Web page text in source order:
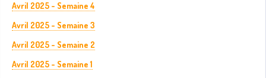
Avril 2025 - Semaine 4
Avril 2025 - Semaine 3
Avril 2025 - Semaine 2
Avril 2025 - Semaine 1